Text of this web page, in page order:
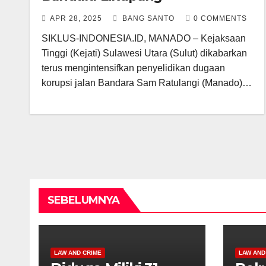
APR 28, 2025 BANG SANTO 0 COMMENTS
SIKLUS-INDONESIA.ID, MANADO – Kejaksaan
Tinggi (Kejati) Sulawesi Utara (Sulut) dikabarkan
terus mengintensifkan penyelidikan dugaan
korupsi jalan Bandara Sam Ratulangi (Manado)…
SEBELUMNYA
LAW AND CRIME LAW